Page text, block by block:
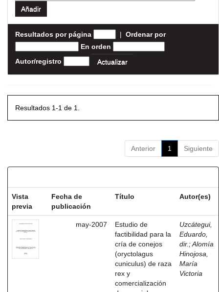
Resultados por página | Ordenar por
En orden
Autor/registro
Resultados 1-1 de 1.
Anterior 1 Siguiente
Vista
previa
Fecha de
publicación
Título Autor(es)
may-2007
Estudio de
factibilidad para la
cría de conejos
(oryctolagus
cuniculus) de raza
rex y
comercialización
Uzcátegui,
Eduardo,
dir. ;Alomía
Hinojosa,
María
Victoria